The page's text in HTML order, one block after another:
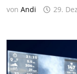
vonAndi 29.